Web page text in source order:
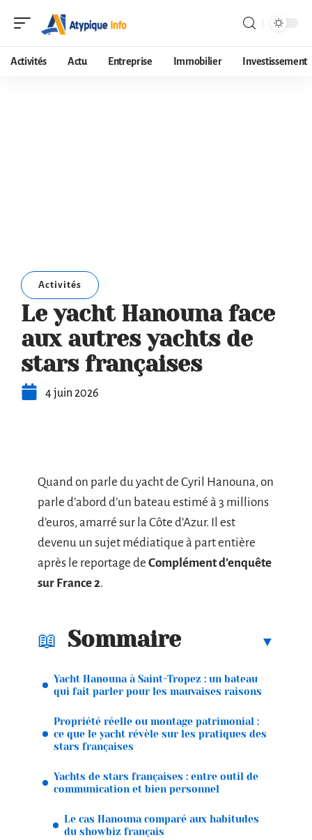
Activités Actu Entreprise Immobilier Investissement
Activités
Le yacht Hanouna face
aux autres yachts de
stars françaises
4 juin 2026
Quand on parle du yacht de Cyril Hanouna, on
parle d’abord d’un bateau estimé à 3 millions
d’euros, amarré sur la Côte d’Azur. Il est
devenu un sujet médiatique à part entière
après le reportage de Complément d’enquête
sur France 2.
Sommaire
Yacht Hanouna à Saint-Tropez : un bateau
qui fait parler pour les mauvaises raisons
Propriété réelle ou montage patrimonial :
ce que le yacht révèle sur les pratiques des
stars françaises
Yachts de stars françaises : entre outil de
communication et bien personnel
Le cas Hanouna comparé aux habitudes
du showbiz français